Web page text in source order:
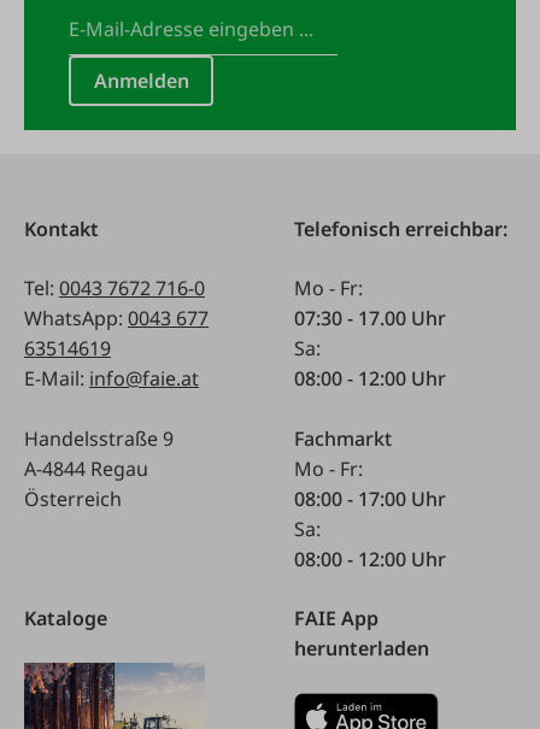
Anmelden
Kontakt
Tel: 0043 7672 716-0
WhatsApp: 0043 677
63514619
E-Mail: info@faie.at
Handelsstraße 9
A-4844 Regau
Österreich
Telefonisch erreichbar:
Mo - Fr:
07:30 - 17.00 Uhr
Sa:
08:00 - 12:00 Uhr
Fachmarkt
Mo - Fr:
08:00 - 17:00 Uhr
Sa:
08:00 - 12:00 Uhr
Kataloge
FAIE App
herunterladen